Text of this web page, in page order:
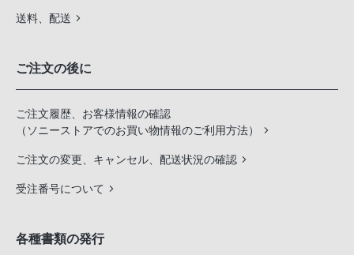
送料、配送
ご注文の後に
ご注文履歴、お客様情報の確認
（ソニーストアでのお買い物情報のご利用方法）
ご注文の変更、キャンセル、配送状況の確認
受注番号について
各種書類の発行